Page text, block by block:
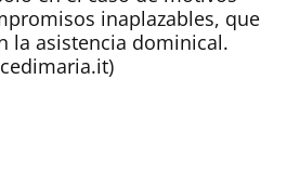
inaplazables, que
la asistencia dominical.